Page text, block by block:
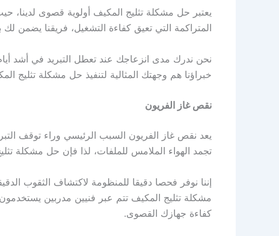
يعتبر حل مشكلة تثليج المكيف أولوية قصوى لدينا،
المتراكمة التي تعيق كفاءة التشغيل، فريقنا يضمن
نحن ندرك مدى انزعاجك عند تعطل التبريد في أشد
خبراؤنا هم وجهتك المثالية لتنفيذ حل مشكلة تثليج
نقص غاز الفريون
يعد نقص غاز الفريون السبب الرئيسي وراء توقف
تجمد الهواء الملامس للملفات، لذا فإن حل مشكلة
إننا نوفر فحصا دقيقا للمنظومة لاكتشاف الثقوب
مشكلة تثليج المكيف تتم عبر فنيين مدربين
كفاءة جهازك القصوى.